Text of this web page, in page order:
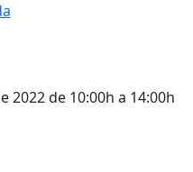
2022 de 10:00h a 14:00h